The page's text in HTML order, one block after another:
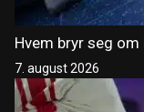
Hvem bryr seg
7. august 2026